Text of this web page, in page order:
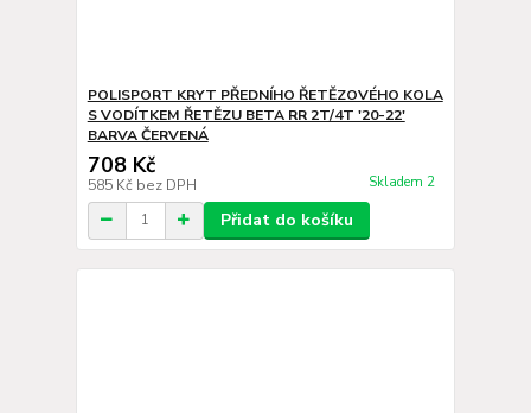
POLISPORT KRYT PŘEDNÍHO ŘETĚZOVÉHO KOLA
S VODÍTKEM ŘETĚZU BETA RR 2T/4T '20-22'
BARVA ČERVENÁ
708 Kč
585 Kč bez DPH Skladem 2
Přidat do košíku